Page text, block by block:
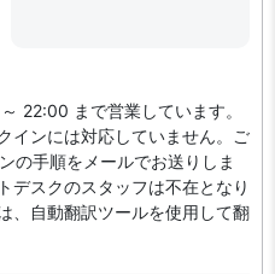
22:00 まで営業しています。
インには対応していません。ご
の手順をメールでお送りしま
デスクのスタッフは不在となり
、自動翻訳ツールを使用して翻